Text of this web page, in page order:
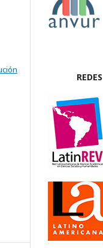
REDES